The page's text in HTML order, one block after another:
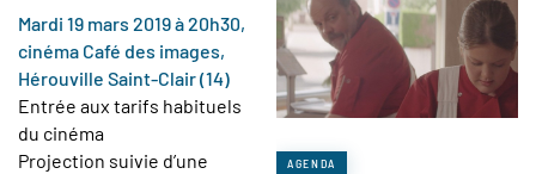
Mardi 19 mars 2019 à 20h30,
cinéma Café des images,
Hérouville Saint-Clair (14)
Entrée aux tarifs habituels
du cinéma
Projection suivie d’une
AGENDA